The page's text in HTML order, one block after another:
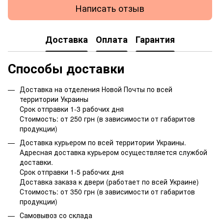
Написать отзыв
Доставка Оплата Гарантия
Способы доставки
Доставка на отделения Новой Почты по всей
территории Украины
Срок отправки 1-3 рабочих дня
Стоимость: от 250 грн (в зависимости от габаритов
продукции)
Доставка курьером по всей территории Украины.
Адресная доставка курьером осуществляется службой
доставки.
Срок отправки 1-5 рабочих дня
Доставка заказа к двери (работает по всей Украине)
Стоимость: от 350 грн (в зависимости от габаритов
продукции)
Самовывоз со склада